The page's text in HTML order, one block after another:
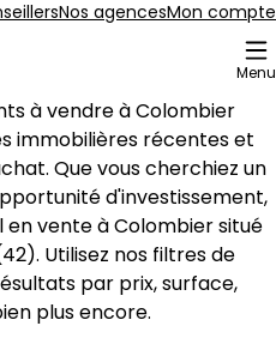
Nos agencesMon compte
Menu
à vendre à Colombier
immobilières récentes et
Que vous cherchiez un
d'investissement,
en vente à Colombier situé
42). Utilisez nos filtres de
par prix, surface,
plus encore.